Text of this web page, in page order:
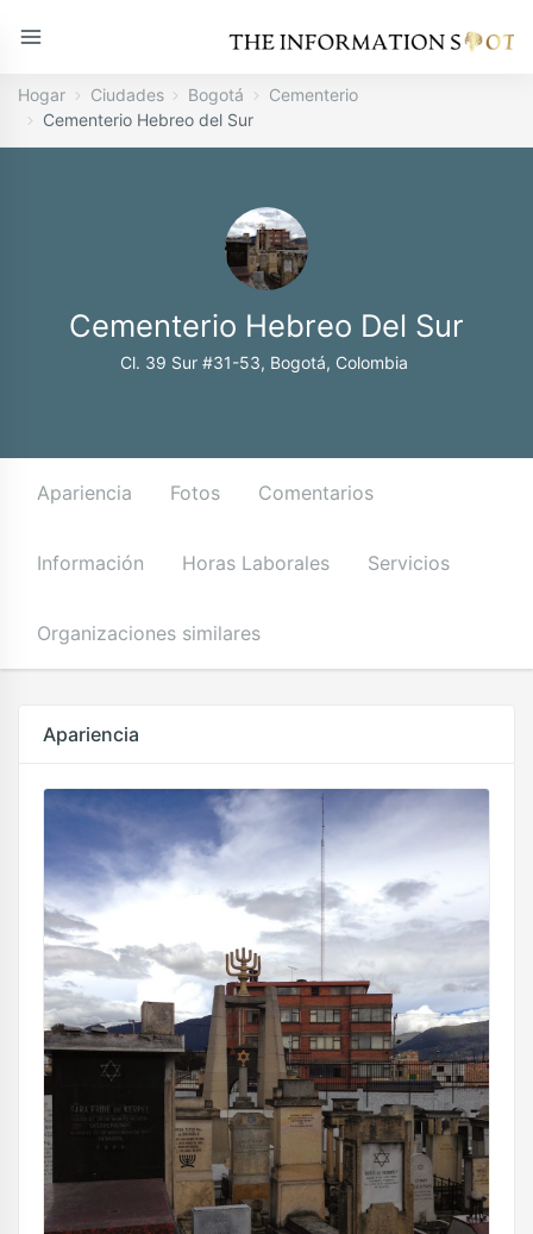
Hogar Ciudades Bogotá
Cementerio
Cementerio Hebreo del Sur
Cementerio Hebreo Del Sur
Cl. 39 Sur #31-53, Bogotá, Colombia
Apariencia Fotos Comentarios
Información Horas Laborales Servicios
Organizaciones similares
Apariencia